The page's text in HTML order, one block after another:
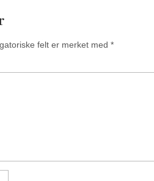
felt er merket med *